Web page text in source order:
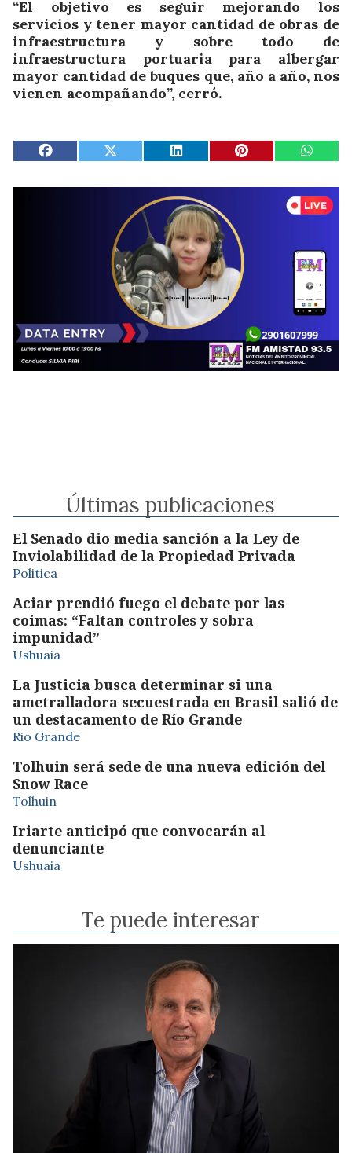
“El objetivo es seguir mejorando los
servicios y tener mayor cantidad de obras de
infraestructura y sobre todo de
infraestructura portuaria para albergar
mayor cantidad de buques que, año a año, nos
vienen acompañando”, cerró.
Últimas publicaciones
El Senado dio media sanción a la Ley de
Inviolabilidad de la Propiedad Privada
Politica
Aciar prendió fuego el debate por las
coimas: “Faltan controles y sobra
impunidad”
Ushuaia
La Justicia busca determinar si una
ametralladora secuestrada en Brasil salió de
un destacamento de Río Grande
Rio Grande
Tolhuin será sede de una nueva edición del
Snow Race
Tolhuin
Iriarte anticipó que convocarán al
denunciante
Ushuaia
Te puede interesar